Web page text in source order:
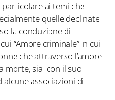
particolare ai temi che
quelle declinate
la conduzione di
“Amore criminale” in cui
che attraverso l’amore
morte, sia con il suo
associazioni di